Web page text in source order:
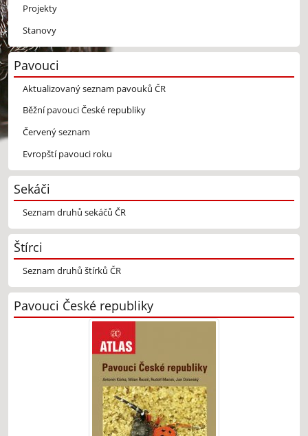
Projekty
Stanovy
Pavouci
Aktualizovaný seznam pavouků ČR
Běžní pavouci České republiky
Červený seznam
Evropští pavouci roku
Sekáči
Seznam druhů sekáčů ČR
Štírci
Seznam druhů štírků ČR
Pavouci České republiky